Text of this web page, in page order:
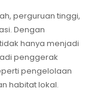
perguruan tinggi,
Dengan
hanya menjadi
penggerak
pengelolaan
habitat lokal.